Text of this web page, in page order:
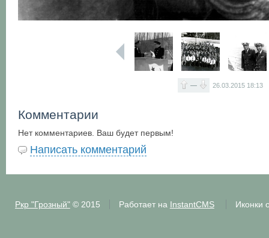
— 26.03.2015 18:13
Комментарии
Нет комментариев. Ваш будет первым!
Написать комментарий
Ркр "Грозный"© 2015 Работает на InstantCMS Иконки